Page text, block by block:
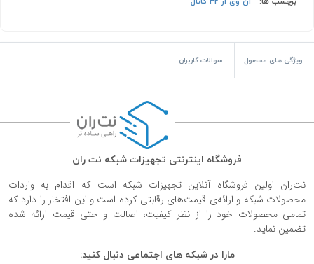
ویژگی های محصول سوالات کاربران
فروشگاه اینترنتی تجهیزات شبکه نت ران
نت‌ران اولین فروشگاه آنلاین تجهیزات شبکه است که اقدام به واردات
محصولات شبکه و ارائه‌ی قیمت‌های رقابتی کرده است و این افتخار را دارد که
تمامی محصولات خود را از نظر کیفیت، اصالت و حتی قیمت ارائه شده
تضمین نماید.
مارا در شبکه های اجتماعی دنبال کنید: